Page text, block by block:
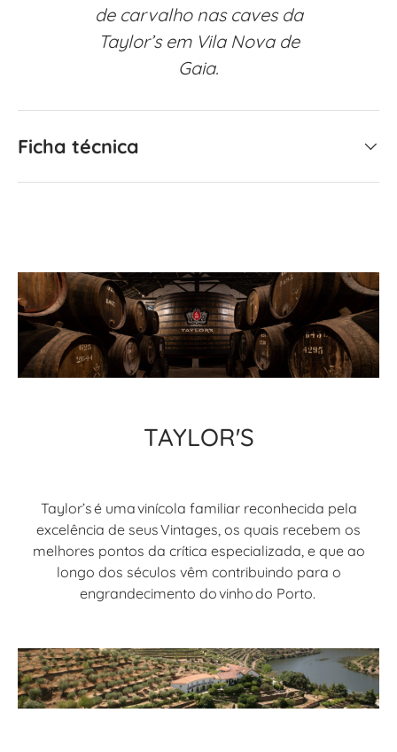
de carvalho nas caves da
Taylor’s em Vila Nova de
Gaia.
Ficha técnica
TAYLOR'S
Taylor’s é uma vinícola familiar reconhecida pela
excelência de seus Vintages, os quais recebem os
melhores pontos da crítica especializada, e que ao
longo dos séculos vêm contribuindo para o
engrandecimento do vinho do Porto.